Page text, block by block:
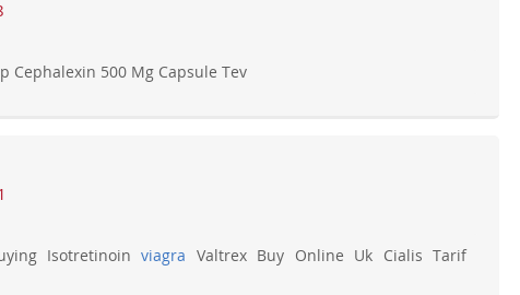
Cephalexin 500 Mg Capsule Tev
Isotretinoinviagra Valtrex Buy Online Uk Cialis Tarif